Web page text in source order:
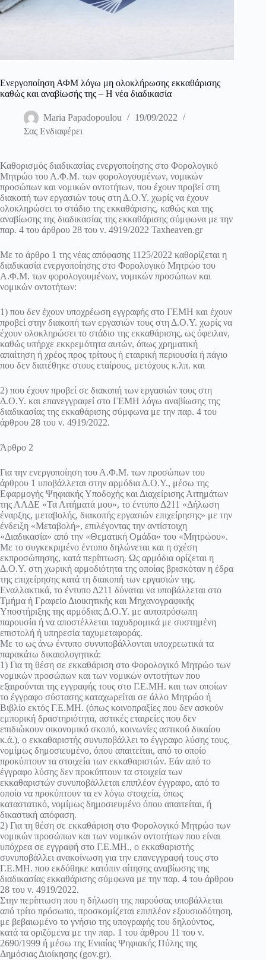
Ενεργοποίηση ΑΦΜ λόγω μη ολοκλήρωσης εκκαθάρισης
καθώς και αναβίωσής της – Η νέα διαδικασία
Maria Papadopoulou
19/09/2022
Σας Ενδιαφέρει
Καθορισμός διαδικασίας ενεργοποίησης στο Φορολογικό
Μητρώο του Α.Φ.Μ. των φορολογουμένων, νομικών
προσώπων και νομικών οντοτήτων, που έχουν προβεί στη
διακοπή των εργασιών τους στη Δ.Ο.Υ. χωρίς να έχουν
ολοκληρώσει το στάδιο της εκκαθάρισης, καθώς και της
αναβίωσης της διαδικασίας της εκκαθάρισης σύμφωνα με την
παρ. 4 του άρθρου 28 του ν. 4919/2022 Taxheaven.gr
Με το άρθρο 1 της νέας απόφασης 1125/2022 καθορίζεται η
διαδικασία ενεργοποίησης στο Φορολογικό Μητρώο του
Α.Φ.Μ. των φορολογουμένων, νομικών προσώπων και
νομικών οντοτήτων:
1) που δεν έχουν υποχρέωση εγγραφής στο ΓΕΜΗ και έχουν
προβεί στην διακοπή των εργασιών τους στη Δ.Ο.Υ. χωρίς να
έχουν ολοκληρώσει το στάδιο της εκκαθάρισης, ως όφειλαν,
καθώς υπήρχε εκκρεμότητα αυτών, όπως χρηματική
απαίτηση ή χρέος προς τρίτους ή εταιρική περιουσία ή πάγιο
που δεν διατέθηκε στους εταίρους, μετόχους κ.λπ. και
2) που έχουν προβεί σε διακοπή των εργασιών τους στη
Δ.Ο.Υ. και επανεγγραφεί στο ΓΕΜΗ λόγω αναβίωσης της
διαδικασίας της εκκαθάρισης σύμφωνα με την παρ. 4 του
άρθρου 28 του ν. 4919/2022.
Άρθρο 2
Για την ενεργοποίηση του Α.Φ.Μ. των προσώπων του
άρθρου 1 υποβάλλεται στην αρμόδια Δ.Ο.Υ., μέσω της
Εφαρμογής Ψηφιακής Υποδοχής και Διαχείρισης Αιτημάτων
της ΑΑΔΕ «Τα Αιτήματά μου», το έντυπο Δ211 «Δήλωση
έναρξης, μεταβολής, διακοπής εργασιών επιχείρησης» με την
ένδειξη «Μεταβολή», επιλέγοντας την αντίστοιχη
«Διαδικασία» από την «Θεματική Ομάδα» του «Μητρώου».
Με το συγκεκριμένο έντυπο δηλώνεται και η σχέση
εκπροσώπησης, κατά περίπτωση. Ως αρμόδια ορίζεται η
Δ.Ο.Υ. στη χωρική αρμοδιότητα της οποίας βρισκόταν η έδρα
της επιχείρησης κατά τη διακοπή των εργασιών της.
Εναλλακτικά, το έντυπο Δ211 δύναται να υποβάλλεται στο
Τμήμα ή Γραφείο Διοικητικής και Μηχανογραφικής
Υποστήριξης της αρμόδιας Δ.Ο.Υ. με αυτοπρόσωπη
παρουσία ή να αποστέλλεται ταχυδρομικά με συστημένη
επιστολή ή υπηρεσία ταχυμεταφοράς.
Με το ως άνω έντυπο συνυποβάλλονται υποχρεωτικά τα
παρακάτω δικαιολογητικά:
1) Για τη θέση σε εκκαθάριση στο Φορολογικό Μητρώο των
νομικών προσώπων και των νομικών οντοτήτων που
εξαιρούνται της εγγραφής τους στο Γ.Ε.ΜΗ. και των οποίων
το έγγραφο σύστασης καταχωρείται σε άλλο Μητρώο ή
Βιβλίο εκτός Γ.Ε.ΜΗ. (όπως κοινοπραξίες που δεν ασκούν
εμπορική δραστηριότητα, αστικές εταιρείες που δεν
επιδιώκουν οικονομικό σκοπό, κοινωνίες αστικού δικαίου
κ.ά.), ο εκκαθαριστής συνυποβάλλει το έγγραφο λύσης τους,
νομίμως δημοσιευμένο, όπου απαιτείται, από το οποίο
προκύπτουν τα στοιχεία των εκκαθαριστών. Εάν από το
έγγραφο λύσης δεν προκύπτουν τα στοιχεία των
εκκαθαριστών συνυποβάλλεται επιπλέον έγγραφο, από το
οποίο να προκύπτουν τα εν λόγω στοιχεία, όπως
καταστατικό, νομίμως δημοσιευμένο όπου απαιτείται, ή
δικαστική απόφαση.
2) Για τη θέση σε εκκαθάριση στο Φορολογικό Μητρώο των
νομικών προσώπων και των νομικών οντοτήτων που είναι
υπόχρεα σε εγγραφή στο Γ.Ε.ΜΗ., ο εκκαθαριστής
συνυποβάλλει ανακοίνωση για την επανεγγραφή τους στο
Γ.Ε.ΜΗ. που εκδόθηκε κατόπιν αίτησης αναβίωσης της
διαδικασίας εκκαθάρισης σύμφωνα με την παρ. 4 του άρθρου
28 του ν. 4919/2022.
Στην περίπτωση που η δήλωση της παρούσας υποβάλλεται
από τρίτο πρόσωπο, προσκομίζεται επιπλέον εξουσιοδότηση,
με βεβαιωμένο το γνήσιο της υπογραφής του δηλούντος,
κατά τα οριζόμενα με την παρ. 1 του άρθρου 11 του ν.
2690/1999 ή μέσω της Ενιαίας Ψηφιακής Πύλης της
Δημόσιας Διοίκησης (gov.gr).